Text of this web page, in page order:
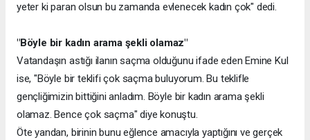
yeter ki paran olsun bu zamanda evlenecek kadın çok" dedi.
"Böyle bir kadın arama şekli olamaz"
Vatandaşın astığı ilanın saçma olduğunu ifade eden Emine Kul
ise, "Böyle bir teklifi çok saçma buluyorum. Bu teklifle
gençliğimizin bittiğini anladım. Böyle bir kadın arama şekli
olamaz. Bence çok saçma" diye konuştu.
Öte yandan, birinin bunu eğlence amacıyla yaptığını ve gerçek